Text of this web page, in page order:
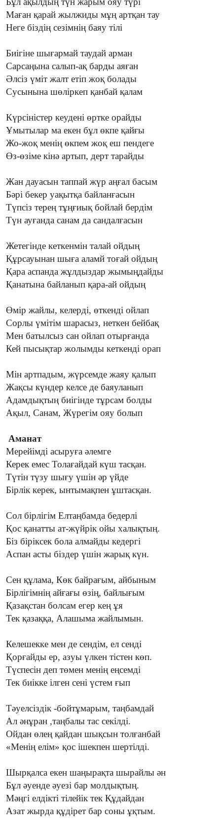
Маған қарай жылжиды мұң артқан тау
Неге біздің сезімнің баяу тілі
Биігіне шығармай таудай арман
Сарсаңына салып-ақ барды аяған
Әлсіз үміт жалт етіп жоқ болады
Сусынына шөліркеп қанбай қалам
Күрсіністер кеудені өртке орайды
Ұмытылар ма екен бұл өкпе қайғы
Жо-жоқ менің өкпем жоқ еш пендеге
Өз-өзіме кінә артып, дерт тарайды
Жан дауасын таппай жүр аңғал басым
Бәрі бекер уақытқа байланғасын
Түпсіз терең тұңғиық бойлай бердім
Түн ауғанда санам да сандалғасын
Жетегінде кеткенмін талай ойдың
Құрсауынан шыға аламй тоғай ойдың
Қара аспанда жұлдыздар жымыңдайды
Қанатына байланып қара-ай ойдың
Өмір жайлы, келерді, өткенді ойлап
Сорлы үмітім шарасыз, неткен бейбақ
Мен батылсыз сан ойлап отырғанда
Кей пысықтар жолымды кеткенді орап
Мін артпадым, жүрсемде жаяу қалып
Жақсы күндер келсе де баяуланып
Адамдықтың биігінде тұрсам болды
Ақыл, Санам, Жүрегім ояу болып
Аманат
Мерейімді асыруға әлемге
Керек емес Толағайдай күш тасқан.
Түтін түзу шығу үшін әр үйде
Бірлік керек, ынтымақпен ұштасқан.
Сол бірлігім Елтаңбамда бедерлі
Қос қанатты ат-жүйрік ойы халықтың.
Біз біріксек бола алмайды кедергі
Аспан асты біздер үшін жарық күн.
Сен құлама, Көк байрағым, айбыным
Бірлігімнің айғағы өзің, байлығым
Қазақстан болсам егер кең ұя
Тек қазаққа, Алашыма жайлымын.
Келешекке мен де сендім, ел сенді
Қорғайды ер, азуы үлкен тістен көп.
Түспесін деп төмен менің еңсемді
Тек биікке ілген сені үстем ғып
Тәуелсіздік -бойтұмарым, таңбамдай
Ал әнұран ,таңбалы тас секілді.
Ойдан өлең қайдан шықсын толғанбай
«Менің елім» қос ішекпен шертілді.
Шырқалса екен шаңырақта шырайлы ән
Бұл әуенде әуезі бар молдықтың.
Мәңгі елдікті тілейік тек Құдайдан
Азат жырда құдірет бар соны ұқтым.